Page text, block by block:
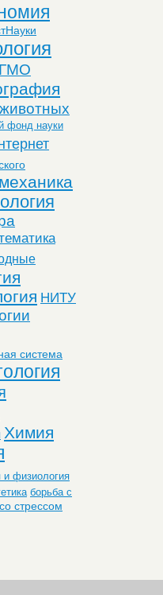
ГМО
фонд науки
НИТУ
система
Химия
и физиология
борьба с
стрессом